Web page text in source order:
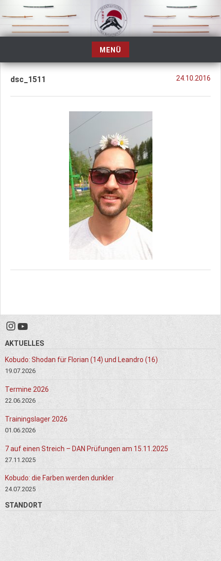
Inhalt
springen
MENÜ
Zum
springen
24.10.2016
dsc_1511
Instagram
YouTube
AKTUELLES
Kobudo: Shodan für Florian (14) und Leandro (16)
19.07.2026
Termine 2026
22.06.2026
Trainingslager 2026
01.06.2026
7 auf einen Streich – DAN Prüfungen am 15.11.2025
27.11.2025
Kobudo: die Farben werden dunkler
24.07.2025
STANDORT